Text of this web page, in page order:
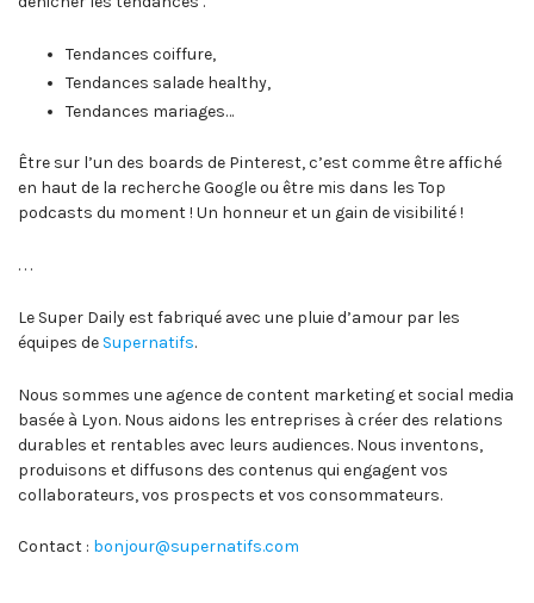
Tendances coiffure,
Tendances salade healthy,
Tendances mariages…
Être sur l’un des boards de Pinterest, c’est comme être affiché
en haut de la recherche Google ou être mis dans les Top
podcasts du moment ! Un honneur et un gain de visibilité !
. . .
Le Super Daily est fabriqué avec une pluie d’amour par les
équipes de Supernatifs.
Nous sommes une agence de content marketing et social media
basée à Lyon. Nous aidons les entreprises à créer des relations
durables et rentables avec leurs audiences. Nous inventons,
produisons et diffusons des contenus qui engagent vos
collaborateurs, vos prospects et vos consommateurs.
Contact : bonjour@supernatifs.com